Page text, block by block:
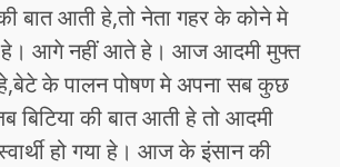
बात आती हे,तो नेता गहर के कोने मे
हे। आगे नहीं आते हे। आज आदमी मुफ्त
के पालन पोषण मे अपना सब कुछ
बिटिया की बात आती हे तो आदमी
हो गया हे। आज के इंसान की